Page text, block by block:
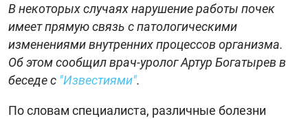
В некоторых случаях нарушение работы почек
имеет прямую связь с патологическими
изменениями внутренних процессов организма.
Об этом сообщил врач-уролог Артур Богатырев в
беседе с "Известиями".
По словам специалиста, различные болезни